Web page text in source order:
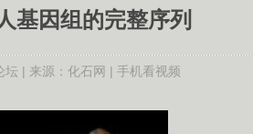
基因组的完整序列
坛| 来源： 化石网 | 手机看视频